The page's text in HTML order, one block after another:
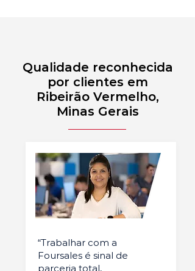
Qualidade reconhecida
por clientes em
Ribeirão Vermelho,
Minas Gerais
“Trabalhar com a
Foursales é sinal de
parceria total,